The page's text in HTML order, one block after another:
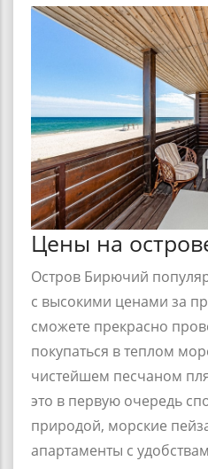
Цены на
Остров Бирючий
с высокими ценами за
сможете прекрасно
покупаться в теплом
чистейшем песчаном
это в первую очередь
природой, морские
апартаменты с